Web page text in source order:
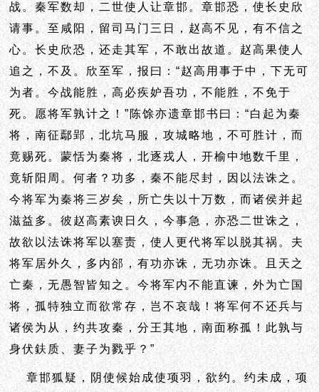
战。秦军数却，二世使人让章邯。章邯恐，使长史欣
请事。至咸阳，留司马门三日，赵高不见，有不信之
心。长史欣恐，还走其军，不敢出故道。赵高果使人
追之，不及。欣至军，报曰：“赵高用事于中，下无可
为者。今战能胜，高必疾妒吾功，不能胜，不免于
死。愿将军孰计之！”陈馀亦遗章邯书曰：“白起为秦
将，南征鄢郢，北坑马服，攻城略地，不可胜计，而
竟赐死。蒙恬为秦将，北逐戎人，开榆中地数千里，
竟斩阳周。何者？功多，秦不能尽封，因以法诛之。
今将军为秦将三岁矣，所亡失以十万数，而诸侯并起
滋益多。彼赵高素谀日久，今事急，亦恐二世诛之，
故欲以法诛将军以塞责，使人更代将军以脱其祸。夫
将军居外久，多内郤，有功亦诛，无功亦诛。且天之
亡秦，无愚智皆知之。今将军内不能直谏，外为亡国
将，孤特独立而欲常存，岂不哀哉！将军何不还兵与
诸侯为从，约共攻秦，分王其地，南面称孤！此孰与
身伏鈇质、妻子为戮乎？”
章邯狐疑，阴使候始成使项羽，欲约。约未成，项